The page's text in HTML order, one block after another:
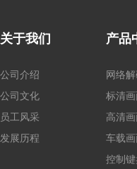
关于我们
公司介绍
公司文化
员工风采
发展历程
产品
网络
标清
高清
车载
控制键